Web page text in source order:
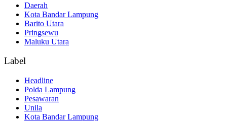
Daerah
Kota Bandar Lampung
Barito Utara
Pringsewu
Maluku Utara
Label
Headline
Polda Lampung
Pesawaran
Unila
Kota Bandar Lampung